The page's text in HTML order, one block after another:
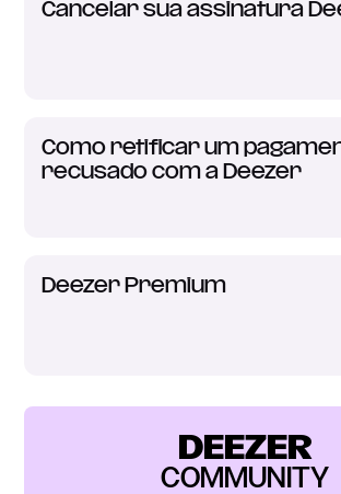
Cancelar sua assinatura
Como retificar um
recusado com a Deezer
Deezer Premium
DEEZER
COMMUNITY